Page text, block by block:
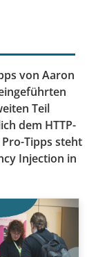
von Aaron
Teil
dem HTTP-
Tipps steht
Injection in